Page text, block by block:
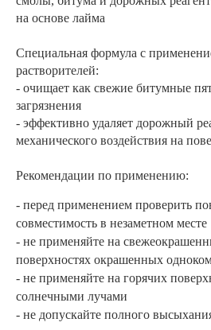
на основе лайма
Специальная формула с
растворителей:
- очищает как свежие битумные
загрязнения
- эффективно удаляет дорожный
механического воздействия на
Рекомендации по применению:
- перед применением проверить
совместимость в незаметном месте
- не применяйте на
поверхностях окрашенных
- не применяйте на горячих
солнечными лучами
- не допускайте полного